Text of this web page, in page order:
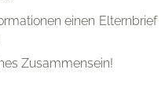
einen Elternbrief
Zusammensein!